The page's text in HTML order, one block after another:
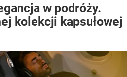
w podróży.
kolekcji kapsułowej